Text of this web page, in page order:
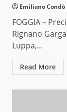
Emiliano Condò
FOGGIA –
Rignano
Luppa,...
Read More